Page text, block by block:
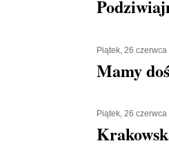
Piątek, 26
Mamy
Piątek, 26